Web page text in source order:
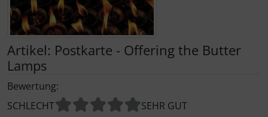
Artikel: Postkarte - Offering the Butter
Lamps
Bewertung:
SCHLECHT
SEHR GUT
Kalender 2027 - Organizer / Planer
Postkarten - Tiere, Natur, Landschaften
Postkarten - Retro / Vintage
Postkarten - Hochzeit / Geburt / Genesung
Klappkarten - Retro / Vintage
Klappkarten - Hochzeit / Geburt / Genesung / Trauer
Klappkarten - Weihnachten